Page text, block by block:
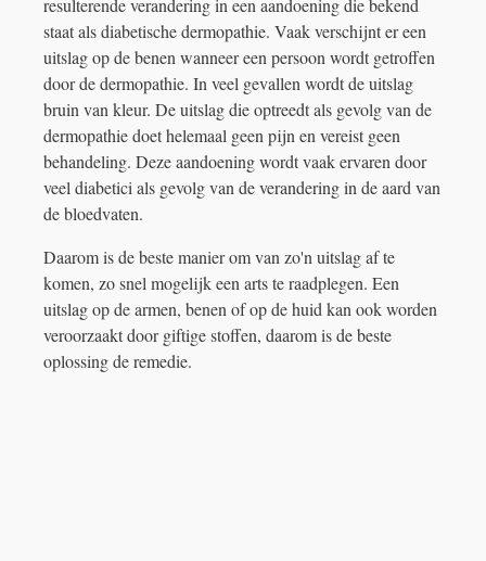
resulterende verandering in een aandoening die bekend
staat als diabetische dermopathie. Vaak verschijnt er een
uitslag op de benen wanneer een persoon wordt getroffen
door de dermopathie. In veel gevallen wordt de uitslag
bruin van kleur. De uitslag die optreedt als gevolg van de
dermopathie doet helemaal geen pijn en vereist geen
behandeling. Deze aandoening wordt vaak ervaren door
veel diabetici als gevolg van de verandering in de aard van
de bloedvaten.
Daarom is de beste manier om van zo'n uitslag af te
komen, zo snel mogelijk een arts te raadplegen. Een
uitslag op de armen, benen of op de huid kan ook worden
veroorzaakt door giftige stoffen, daarom is de beste
oplossing de remedie.